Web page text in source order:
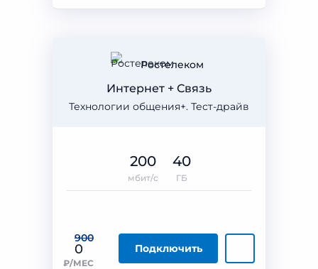
Ростелеком
Технологии общения+. Тест-драйв
Интернет + Связь
900
0
₽/МЕС
Подключить
200
мбит/с
40
ГБ